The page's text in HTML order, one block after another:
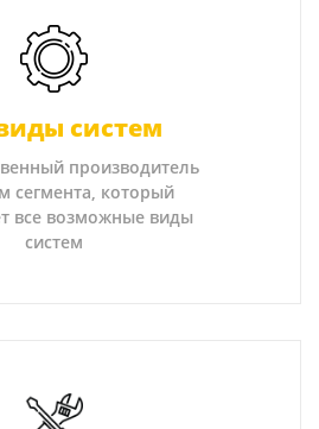
систем
производитель
сегмента, который
все возможные виды
систем